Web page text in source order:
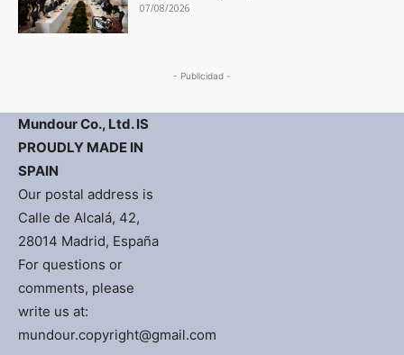
07/08/2026
- Publicidad -
Mundour Co., Ltd. IS
PROUDLY MADE IN
SPAIN
Our postal address is
Calle de Alcalá, 42,
28014 Madrid, España
For questions or
comments, please
write us at:
mundour.copyright@gmail.com